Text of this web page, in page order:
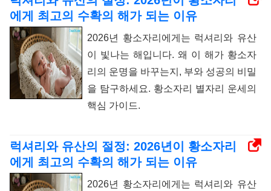
에게 최고의 수확의 해가 되는 이유
2026년 황소자리에게는 럭셔리와 유산
이 빛나는 해입니다. 왜 이 해가 황소자
리의 운명을 바꾸는지, 부와 성공의 비밀
을 탐구하세요. 황소자리 별자리 운세의
핵심 가이드.
럭셔리와 유산의 절정: 2026년이 황소자리
에게 최고의 수확의 해가 되는 이유
2026년 황소자리에게는 럭셔리와 유산